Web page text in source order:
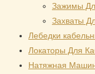
Зажимы
Захваты
Лебедки
Локаторы Для
Натяжная